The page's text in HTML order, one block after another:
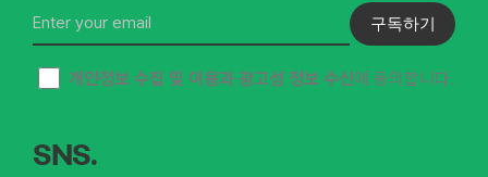
구독하기
개인정보 수집 및 이용과 광고성 정보 수신에 동의합니다.
SNS.